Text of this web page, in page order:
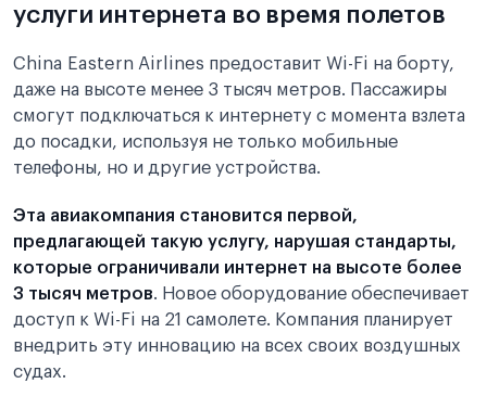
услуги интернета во время полетов
China Eastern Airlines предоставит Wi-Fi на борту,
даже на высоте менее 3 тысяч метров. Пассажиры
смогут подключаться к интернету с момента взлета
до посадки, используя не только мобильные
телефоны, но и другие устройства.
Эта авиакомпания становится первой,
предлагающей такую услугу, нарушая стандарты,
которые ограничивали интернет на высоте более
3 тысяч метров. Новое оборудование обеспечивает
доступ к Wi-Fi на 21 самолете. Компания планирует
внедрить эту инновацию на всех своих воздушных
судах.